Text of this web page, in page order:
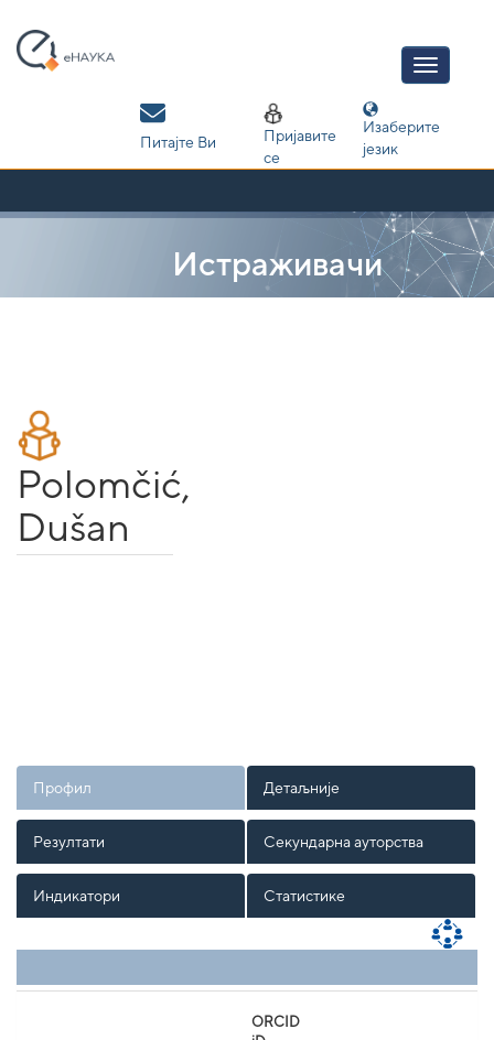
navigation
Питајте Ви
Пријавите
се
Изаберите
језик
Истраживачи
Polomčić,
Dušan
Профил Детаљније
Резултати Секундарна ауторства
Индикатори Статистике
ORCID